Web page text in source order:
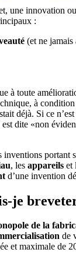
une innovation
:
(et ne
à toute
à
déjà. Si ce n’est
dite «non
inventions portant
, les appareils et
d’une invention
je
de la
de
et maximale de